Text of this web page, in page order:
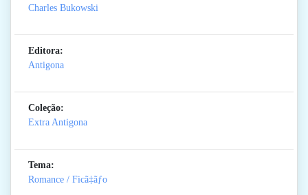
Charles Bukowski
Editora:
Antigona
Coleção:
Extra Antigona
Tema:
Romance / Ficã‡ãƒo